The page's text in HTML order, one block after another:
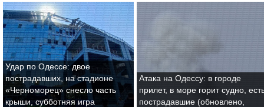
Удар по Одессе: двое
пострадавших, на стадионе
«Черноморец» снесло часть
крыши, субботняя игра
Атака на Одессу: в городе
прилет, в море горит судно,
пострадавшие (обновлено,